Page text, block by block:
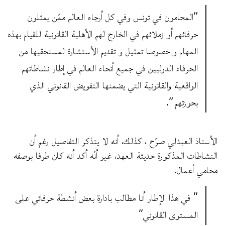
“المحامون في تونس وفي كل أرجاء العالم ممّن يمثلون
حرفائهم أو زملائهم في الخارج لهم الأهلية القانونية للقيام بهذه
المهام و خصوصا تمثيل و تقديم الأستشارة لمستحقيها من
الحرفاء الدوليين في جميع أنحاء العالم في إطار نشاطاتهم
الواقعية والقانونية التي يضمنها التفويض القانوني الذي
بحوزتهم “.
الأستاذ العبدلي صرّح ، كذلك، أنه لا يتذكر التفاصيل رغم أن
النشاطات المذكورة حديثة العهد، غير أنّه أكد أنه كان طرفا بوصفه
محامي أعمال.
” في هذا الإطار أنا مطالب بادارة بعض أنشطة حرفائي على
المستوى القانوني”